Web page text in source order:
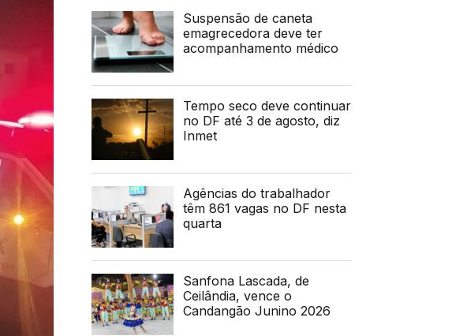
Suspensão de caneta
emagrecedora deve ter
acompanhamento médico
Tempo seco deve continuar
no DF até 3 de agosto, diz
Inmet
Agências do trabalhador
têm 861 vagas no DF nesta
quarta
Sanfona Lascada, de
Ceilândia, vence o
Candangão Junino 2026